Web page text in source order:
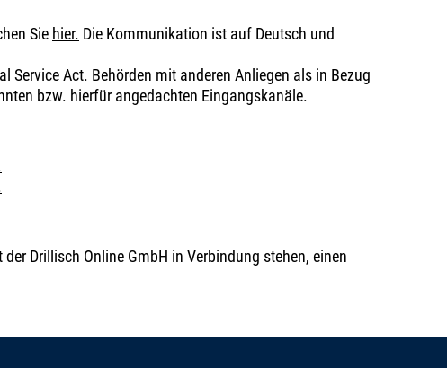
Sie hier. Die Kommunikation ist auf Deutsch und
Act. Behörden mit anderen Anliegen als in Bezug
bzw. hierfür angedachten Eingangskanäle.
Drillisch Online GmbH in Verbindung stehen, einen